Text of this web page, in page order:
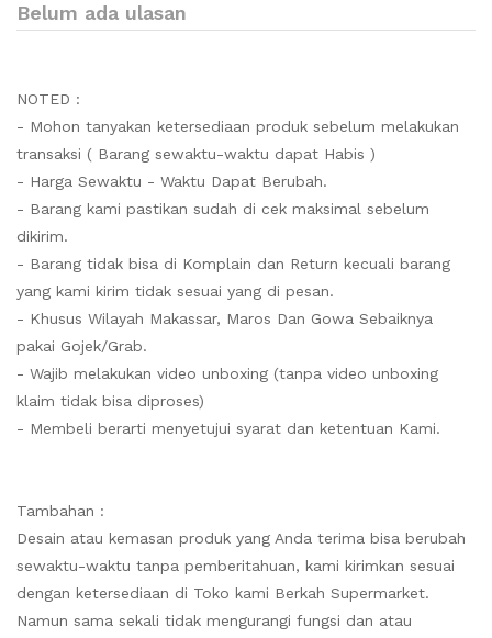
Belum ada ulasan
NOTED :
- Mohon tanyakan ketersediaan produk sebelum melakukan
transaksi ( Barang sewaktu-waktu dapat Habis )
- Harga Sewaktu - Waktu Dapat Berubah.
- Barang kami pastikan sudah di cek maksimal sebelum
dikirim.
- Barang tidak bisa di Komplain dan Return kecuali barang
yang kami kirim tidak sesuai yang di pesan.
- Khusus Wilayah Makassar, Maros Dan Gowa Sebaiknya
pakai Gojek/Grab.
- Wajib melakukan video unboxing (tanpa video unboxing
klaim tidak bisa diproses)
- Membeli berarti menyetujui syarat dan ketentuan Kami.
Tambahan :
Desain atau kemasan produk yang Anda terima bisa berubah
sewaktu-waktu tanpa pemberitahuan, kami kirimkan sesuai
dengan ketersediaan di Toko kami Berkah Supermarket.
Namun sama sekali tidak mengurangi fungsi dan atau